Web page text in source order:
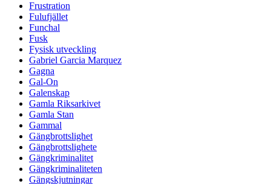
Frustration
Fulufjället
Funchal
Fusk
Fysisk utveckling
Gabriel Garcia Marquez
Gagna
Gal-On
Galenskap
Gamla Riksarkivet
Gamla Stan
Gammal
Gängbrottslighet
Gängbrottslighete
Gängkriminalitet
Gängkriminaliteten
Gängskjutningar